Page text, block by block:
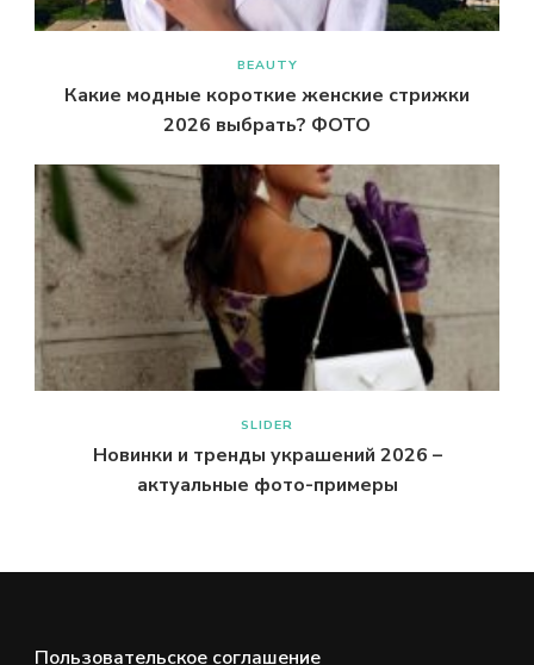
BEAUTY
Какие модные короткие женские стрижки
2026 выбрать? ФОТО
SLIDER
Новинки и тренды украшений 2026 –
актуальные фото-примеры
Пользовательское соглашение